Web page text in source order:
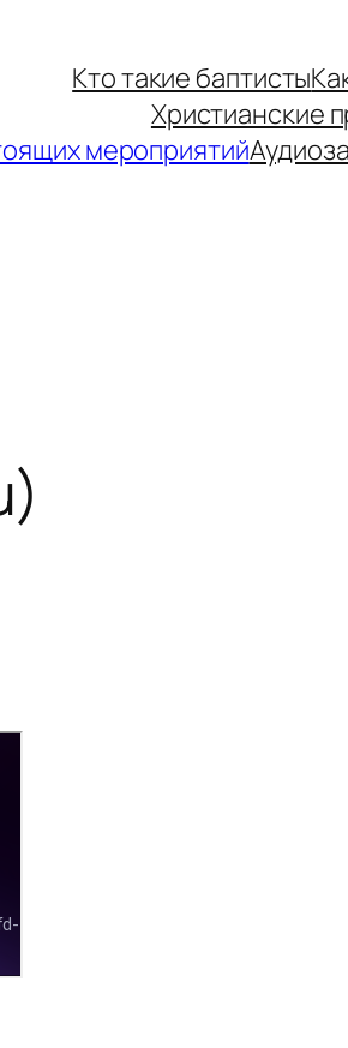
Кто такие баптисты
Христианские
мероприятий